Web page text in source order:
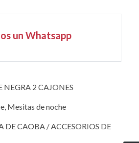
un Whatsapp
2 CAJONES
Mesitas de noche
DE CAOBA / ACCESORIOS DE